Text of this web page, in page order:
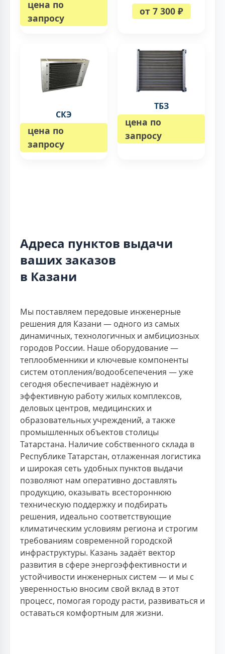
цена по
запросу
от 7 300 ₽
СКЭ
цена по
запросу
ТБЗ
цена по
запросу
Адреса пунктов выдачи
ваших заказов
в Казани
Мы поставляем передовые инженерные
решения для Казани — одного из самых
динамичных, технологичных и амбициозных
городов России. Наше оборудование —
теплообменники и ключевые компоненты
систем отопления/водообсепечения — уже
сегодня обеспечивает надёжную и
эффективную работу жилых комплексов,
деловых центров, медицинских и
образовательных учреждений, а также
промышленных объектов столицы
Татарстана. Наличие собственного склада в
Республике Татарстан, отлаженная логистика
и широкая сеть удобных пунктов выдачи
позволяют нам оперативно доставлять
продукцию, оказывать всестороннюю
техническую поддержку и подбирать
решения, идеально соответствующие
климатическим условиям региона и строгим
требованиям современной городской
инфраструктуры. Казань задаёт вектор
развития в сфере энергоэффективности и
устойчивости инженерных систем — и мы с
уверенностью вносим свой вклад в этот
процесс, помогая городу расти, развиваться и
оставаться комфортным для жизни.